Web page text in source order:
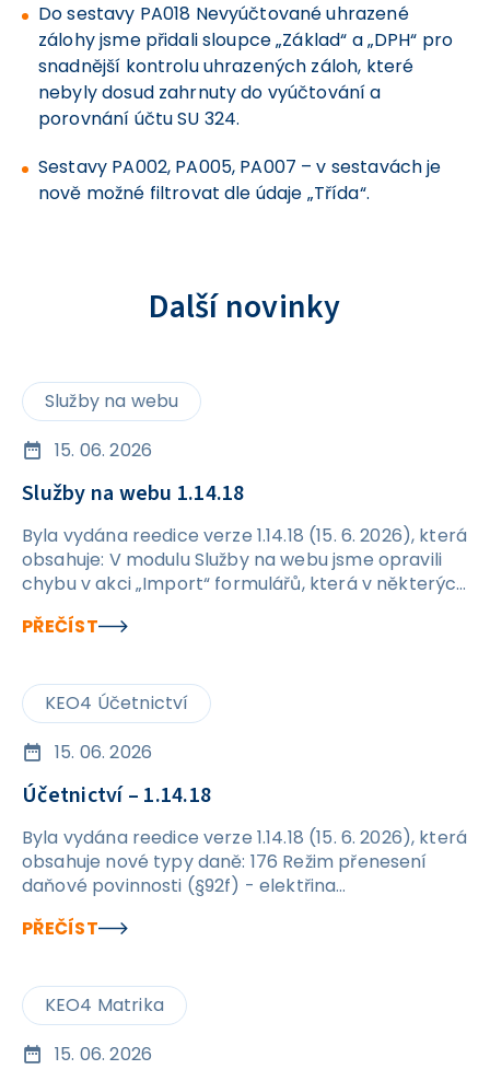
Do sestavy PA018 Nevyúčtované uhrazené
zálohy jsme přidali sloupce „Základ“ a „DPH“ pro
snadnější kontrolu uhrazených záloh, které
nebyly dosud zahrnuty do vyúčtování a
porovnání účtu SU 324.
Sestavy PA002, PA005, PA007 – v sestavách je
nově možné filtrovat dle údaje „Třída“.
Další novinky
Služby na webu
15. 06. 2026
Služby na webu 1.14.18
Byla vydána reedice verze 1.14.18 (15. 6. 2026), která
obsahuje: V modulu Služby na webu jsme opravili
chybu v akci „Import“ formulářů, která v některých
formulářů.
PŘEČÍST
KEO4 Účetnictví
15. 06. 2026
Účetnictví – 1.14.18
Byla vydána reedice verze 1.14.18 (15. 6. 2026), která
obsahuje nové typy daně: 176 Režim přenesení
daňové povinnosti (§92f) - elektřina
(§92f) - elektřina
PŘEČÍST
KEO4 Matrika
15. 06. 2026